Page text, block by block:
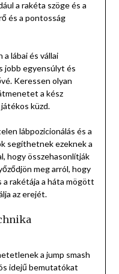
a rakéta szöge és a
és a pontosság
lábai és vállai
jobb egyensúlyt és
Keressen olyan
a kész
küzd.
lábpozicionálás és a
segíthetnek ezeknek a
hogy összehasonlítják
meg arról, hogy
a rakétája a háta mögött
az erejét.
a jump smash
idejű bemutatókat